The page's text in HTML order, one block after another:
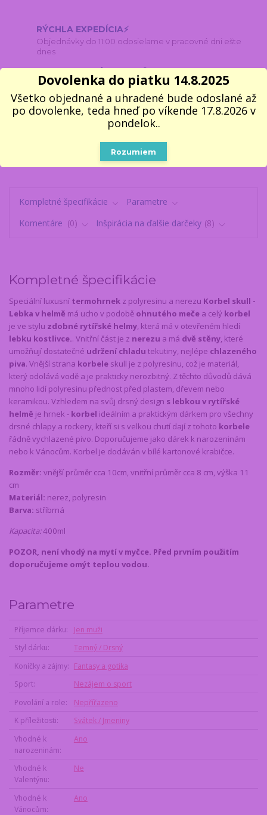
RÝCHLA EXPEDÍCIA⚡
Objednávky do 11:00 odosielame v pracovné dni ešte
dnes
100% VLASTNÝ SKLAD 📦
Všetko, čo vidíte, naozaj máme
2000 VÝDAJNÝCH MIEST
Do 2–3 pracovných dní na vyzdvihnutie
V darčekoch sa naozaj vyznáme
Kompletné špecifikácie
Parametre
Komentáre
0 Inšpirácia na ďalšie darčeky 8
Kompletné špecifikácie
Speciální luxusní termohrnek z polyresinu a nerezu Korbel skull -
Lebka v helmě má ucho v podobě ohnutého meče a celý korbel
je ve stylu zdobné rytířské helmy, která má v otevřeném hledí
lebku kostlivce.. Vnitřní část je z nerezu a má dvě stěny, které
umožňují dostatečné udržení chladu tekutiny, nejlépe chlazeného
piva. Vnější strana korbele skull je z polyresinu, což je materiál,
který odolává vodě a je prakticky nerozbitný. Z těchto důvodů dává
mnoho lidí polyresinu přednost před plastem, dřevem nebo
keramikou. Vzhledem na svůj drsný design s lebkou v rytířské
helmě je hrnek - korbel ideálním a praktickým dárkem pro všechny
drsné chlapy a rockery, kteří si s velkou chutí dají z tohoto korbele
řádně vychlazené pivo. Doporučujeme jako dárek k narozeninám
nebo k Vánocům. Korbel je dodáván v bílé kartonové krabičce.
Rozměr: vnější průměr cca 10cm, vnitřní průměr cca 8 cm, výška 11
cm
Materiál: nerez, polyresin
Barva: stříbrná
Kapacita:400ml
POZOR, není vhodý na mytí v myčce. Před prvním použitím
doporučujeme omýt teplou vodou.
Parametre
Příjemce dárku
Jen muži
Styl dárku
Temný / Drsný
Koníčky a zájmy
Fantasy a gotika
Sport
Nezájem o sport
Povolání a role
Nepřířazeno
K příležitosti
Svátek / Jmeniny
Vhodné k
narozeninám
Ano
Vhodné k
Valentýnu
Ne
Vhodné k
Vánocům
Ano
Dovolenka do piatku 14.8.2025
Všetko objednané a uhradené bude odoslané až
po dovolenke, teda hneď po víkende 17.8.2026 v
pondelok..
Rozumiem